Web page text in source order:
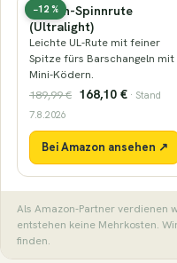
−12 %
Barsch-Spinnrute
(Ultralight)
Leichte UL-Rute mit feiner
Spitze fürs Barschangeln mit
Mini-Ködern.
189,99 € 168,10 € · Stand
7.8.2026
Bei Amazon ansehen ↗
Als Amazon-Partner
entstehen keine Mehrkosten.
finden.